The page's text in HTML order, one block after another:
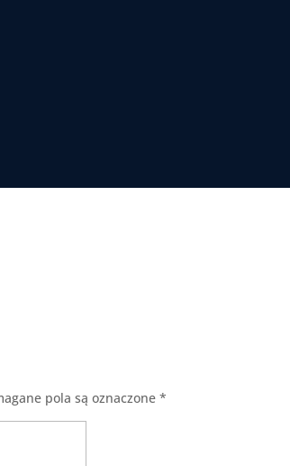
pola są oznaczone*